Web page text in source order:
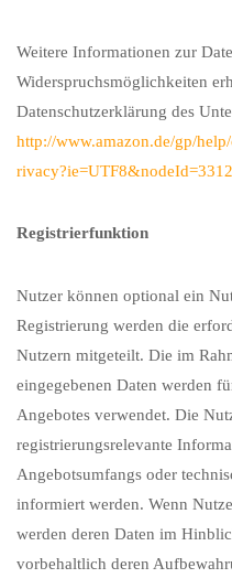
Weitere Informationen zur
Widerspruchsmöglichkeiten
Datenschutzerklärung des
http://www.amazon.de/gp/
Registrierfunktion
Nutzer können optional ein
Registrierung werden die
Nutzern mitgeteilt. Die im
eingegebenen Daten werden
Angebotes verwendet. Die
registrierungsrelevante
Angebotsumfangs oder
informiert werden. Wenn
werden deren Daten im
vorbehaltlich deren